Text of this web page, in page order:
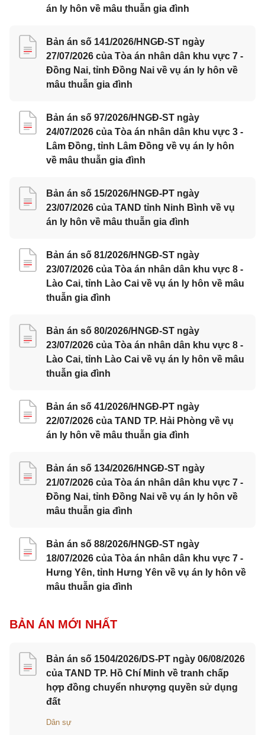
án ly hôn về mâu thuẫn gia đình
Bản án số 141/2026/HNGĐ-ST ngày
27/07/2026 của Tòa án nhân dân khu vực 7 -
Đồng Nai, tỉnh Đồng Nai về vụ án ly hôn về
mâu thuẫn gia đình
Bản án số 97/2026/HNGĐ-ST ngày
24/07/2026 của Tòa án nhân dân khu vực 3 -
Lâm Đồng, tỉnh Lâm Đồng về vụ án ly hôn
về mâu thuẫn gia đình
Bản án số 15/2026/HNGĐ-PT ngày
23/07/2026 của TAND tỉnh Ninh Bình về vụ
án ly hôn về mâu thuẫn gia đình
Bản án số 81/2026/HNGĐ-ST ngày
23/07/2026 của Tòa án nhân dân khu vực 8 -
Lào Cai, tỉnh Lào Cai về vụ án ly hôn về mâu
thuẫn gia đình
Bản án số 80/2026/HNGĐ-ST ngày
23/07/2026 của Tòa án nhân dân khu vực 8 -
Lào Cai, tỉnh Lào Cai về vụ án ly hôn về mâu
thuẫn gia đình
Bản án số 41/2026/HNGĐ-PT ngày
22/07/2026 của TAND TP. Hải Phòng về vụ
án ly hôn về mâu thuẫn gia đình
Bản án số 134/2026/HNGĐ-ST ngày
21/07/2026 của Tòa án nhân dân khu vực 7 -
Đồng Nai, tỉnh Đồng Nai về vụ án ly hôn về
mâu thuẫn gia đình
Bản án số 88/2026/HNGĐ-ST ngày
18/07/2026 của Tòa án nhân dân khu vực 7 -
Hưng Yên, tỉnh Hưng Yên về vụ án ly hôn về
mâu thuẫn gia đình
BẢN ÁN MỚI NHẤT
Bản án số 1504/2026/DS-PT ngày 06/08/2026
của TAND TP. Hồ Chí Minh về tranh chấp
hợp đồng chuyển nhượng quyền sử dụng
đất
Dân sự